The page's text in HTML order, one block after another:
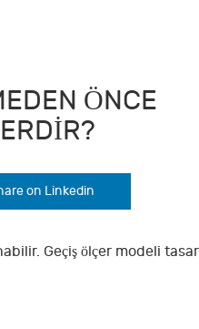
ÖNCE
on Linkedin
Geçiş ölçer modeli